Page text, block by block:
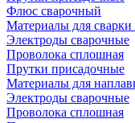
Флюс сварочный
Материалы для
Электроды сварочные
Проволока сплошная
Прутки присадочные
Материалы для
Электроды сварочные
Проволока сплошная